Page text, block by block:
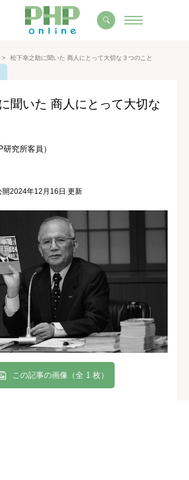
松下幸之助に聞いた 商人にとって大切な３つのこと
聞いた 商人にとって大切な
究所客員）
開2024年12月16日 更新
この記事の画像（全 1 枚）